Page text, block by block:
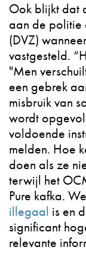
Ook blijkt dat
aan de politie
(DVZ)
vastgesteld.
"Men
een gebrek
misbruik van
wordt
voldoende
melden. Hoe
doen als ze
terwijl het
Pure kafka.
illegaal is en
significant
relevante